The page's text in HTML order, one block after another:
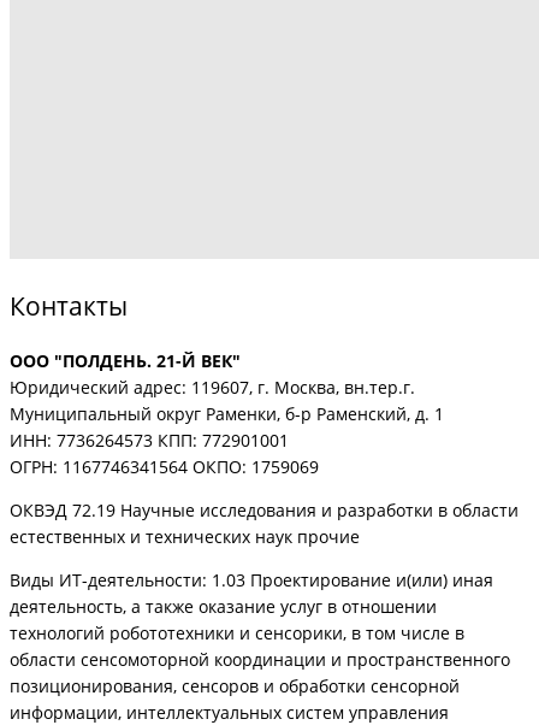
Контакты
ООО "ПОЛДЕНЬ. 21-Й ВЕК"
Юридический адрес: 119607, г. Москва, вн.тер.г.
Муниципальный округ Раменки, б-р Раменский, д. 1
ИНН: 7736264573 КПП: 772901001
ОГРН: 1167746341564 ОКПО: 1759069
ОКВЭД 72.19 Научные исследования и разработки в области
естественных и технических наук прочие
Виды ИТ-деятельности: 1.03 Проектирование и(или) иная
деятельность, а также оказание услуг в отношении
технологий робототехники и сенсорики, в том числе в
области сенсомоторной координации и пространственного
позиционирования, сенсоров и обработки сенсорной
информации, интеллектуальных систем управления